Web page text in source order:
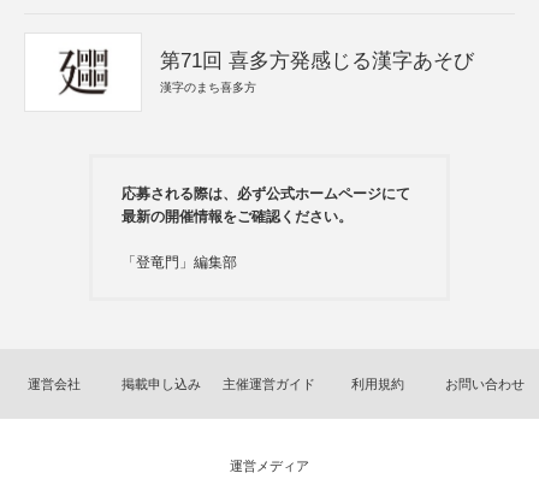
第71回 喜多方発感じる漢字あそび
漢字のまち喜多方
応募される際は、必ず公式ホームページにて
最新の開催情報をご確認ください。
「登竜門」編集部
運営会社 掲載申し込み 主催運営ガイド 利用規約 お問い合わせ
運営メディア